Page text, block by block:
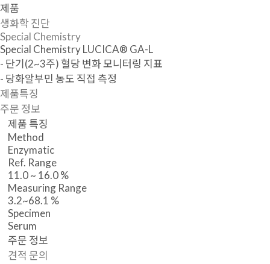
제품
생화학 진단
Special Chemistry
Special ChemistryLUCICA® GA-L
- 단기(2~3주) 혈당 변화 모니터링 지표
- 당화알부민 농도 직접 측정
제품특징
주문 정보
제품 특징
Method
Enzymatic
Ref. Range
11.0 ~ 16.0 %
Measuring Range
3.2~68.1 %
Specimen
Serum
주문 정보
견적 문의